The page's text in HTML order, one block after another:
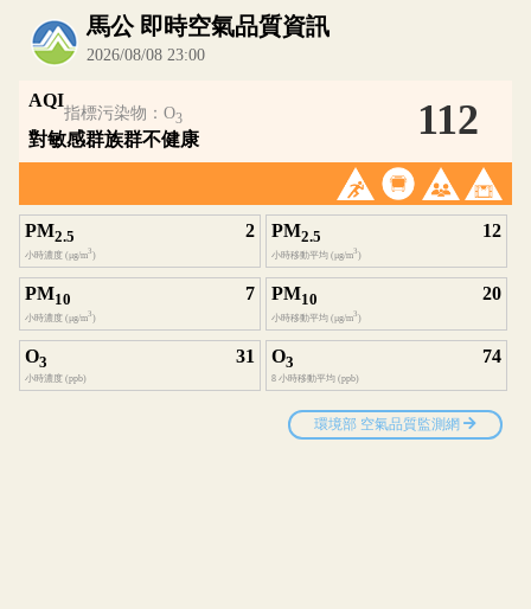
內嵌空氣品質小工具為視覺預覽，完整即時空